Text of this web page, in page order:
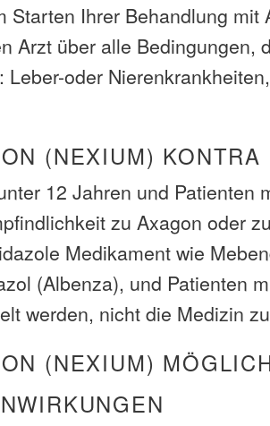
Starten Ihrer Behandlung mit
Arzt über alle Bedingungen,
Leber-oder
(NEXIUM) KONTRA
12 Jahren und Patienten
zu Axagon oder
Medikament wie
(Albenza), und Patienten
werden, nicht die Medizin
(NEXIUM)